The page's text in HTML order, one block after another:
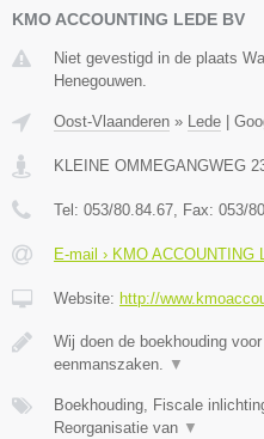
KMO ACCOUNTING LEDE BV
Niet gevestigd in de plaats
Henegouwen.
Oost-Vlaanderen » Lede
KLEINE OMMEGANGWEG
Tel: 053/80.84.67, Fax: 053/
E-mail › KMO ACCOUNTING
Website: http://
Wij doen de boekhouding
eenmanszaken. ▼
Boekhouding, Fiscale
Reorganisatie van ▼